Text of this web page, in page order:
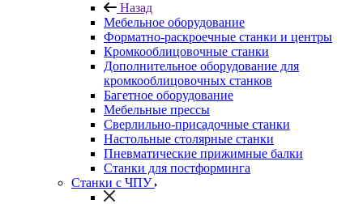
Назад
Мебельное оборудование
Форматно-раскроечные станки и центры
Кромкооблицовочные станки
Дополнительное оборудование для
кромкооблицовочных станков
Багетное оборудование
Мебельные прессы
Сверлильно-присадочные станки
Настольные столярные станки
Пневматические прижимные балки
Станки для постформинга
Станки с ЧПУ